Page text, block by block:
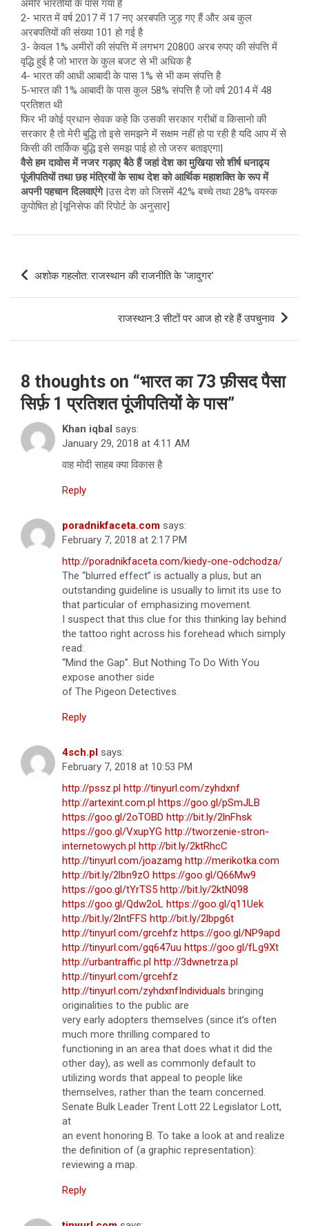
अमीर भारतीयों के पास गया है
2- भारत में वर्ष 2017 में 17 नए अरबपति जुड़ गए हैं और अब कुल
अरबपतियों की संख्या 101 हो गई है
3- केवल 1% अमीरों की संपत्ति में लगभग 20800 अरब रुपए की संपत्ति में
वृद्धि हुई है जो भारत के कुल बजट से भी अधिक है
4- भारत की आधी आबादी के पास 1% से भी कम संपत्ति है
5-भारत की 1% आबादी के पास कुल 58% संपत्ति है जो वर्ष 2014 में 48
प्रतिशत थी
फिर भी कोई प्रधान सेवक कहे कि उसकी सरकार गरीबों व किसानो की
सरकार है तो मेरी बुद्धि तो इसे समझने में सक्षम नहीं हो पा रही है यदि आप में से
किसी की तार्किक बुद्धि इसे समझ पाई हो तो जरुर बताइएगा|
वैसे हम दावोस में नजर गड़ाए बैठे हैं जहां देश का मुखिया सो शीर्ष धनाढ्य
पूंजीपतियों तथा छह मंत्रियों के साथ देश को आर्थिक महाशक्ति के रूप में
अपनी पहचान दिलवाएंगे|उस देश को जिसमें 42% बच्चे तथा 28% वयस्क
कुपोषित हो [यूनिसेफ की रिपोर्ट के अनुसार]
Post
अशोक गहलोत: राजस्थान की राजनीति के ‘जादुगर’
राजस्थान:3 सीटों पर आज हो रहे हैं उपचुनाव
8 thoughts on “भारत का 73 फ़ीसद पैसा
सिर्फ़ 1 प्रतिशत पूंजीपतियों के पास”
Khan iqbal says:
January 29, 2018 at 4:11 AM
वाह मोदी साहब क्या विकास है
Reply
poradnikfaceta.com says:
February 7, 2018 at 2:17 PM
http://poradnikfaceta.com/kiedy-one-odchodza/
The “blurred effect” is actually a plus, but an
outstanding guideline is usually to limit its use to
that particular of emphasizing movement.
I suspect that this clue for this thinking lay behind
the tattoo right across his forehead which simply
read:
“Mind the Gap”. But Nothing To Do With You
expose another side
of The Pigeon Detectives.
Reply
4sch.pl says:
February 7, 2018 at 10:53 PM
http://pssz.pl http://tinyurl.com/zyhdxnf
http://artexint.com.pl https://goo.gl/pSmJLB
https://goo.gl/2oTOBD http://bit.ly/2lnFhsk
https://goo.gl/VxupYG http://tworzenie-stron-
internetowych.pl http://bit.ly/2ktRhcC
http://tinyurl.com/joazamg http://merikotka.com
http://bit.ly/2lbn9zO https://goo.gl/Q66Mw9
https://goo.gl/tYrTS5 http://bit.ly/2ktN098
https://goo.gl/Qdw2oL https://goo.gl/q11Uek
http://bit.ly/2lntFFS http://bit.ly/2lbpg6t
http://tinyurl.com/grcehfz https://goo.gl/NP9apd
http://tinyurl.com/gq647uu https://goo.gl/fLg9Xt
http://urbantraffic.pl http://3dwnetrza.pl
http://tinyurl.com/grcehfz
http://tinyurl.com/zyhdxnfIndividuals bringing
originalities to the public are
very early adopters themselves (since it’s often
much more thrilling compared to
functioning in an area that does what it did the
other day), as well as commonly default to
utilizing words that appeal to people like
themselves, rather than the team concerned.
Senate Bulk Leader Trent Lott 22 Legislator Lott,
at
an event honoring B. To take a look at and realize
the definition of (a graphic representation):
reviewing a map.
Reply